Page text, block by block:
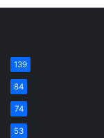
139
84
74
53